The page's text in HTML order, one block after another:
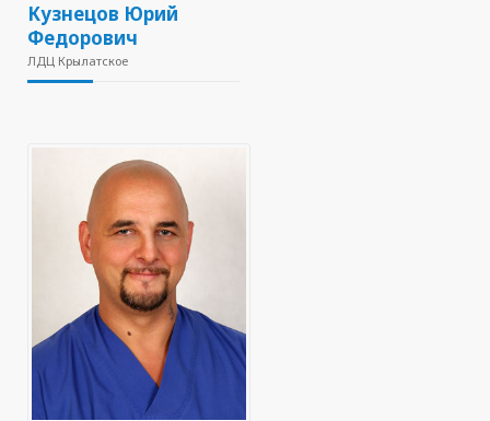
Кузнецов Юрий
Федорович
ЛДЦ Крылатское